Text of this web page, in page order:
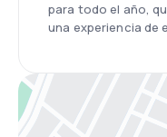
para todo el año,
una experiencia de